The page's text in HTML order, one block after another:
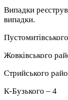
Випадки
випадки.
Жовківського
Стрийського
К-Бузького – 4